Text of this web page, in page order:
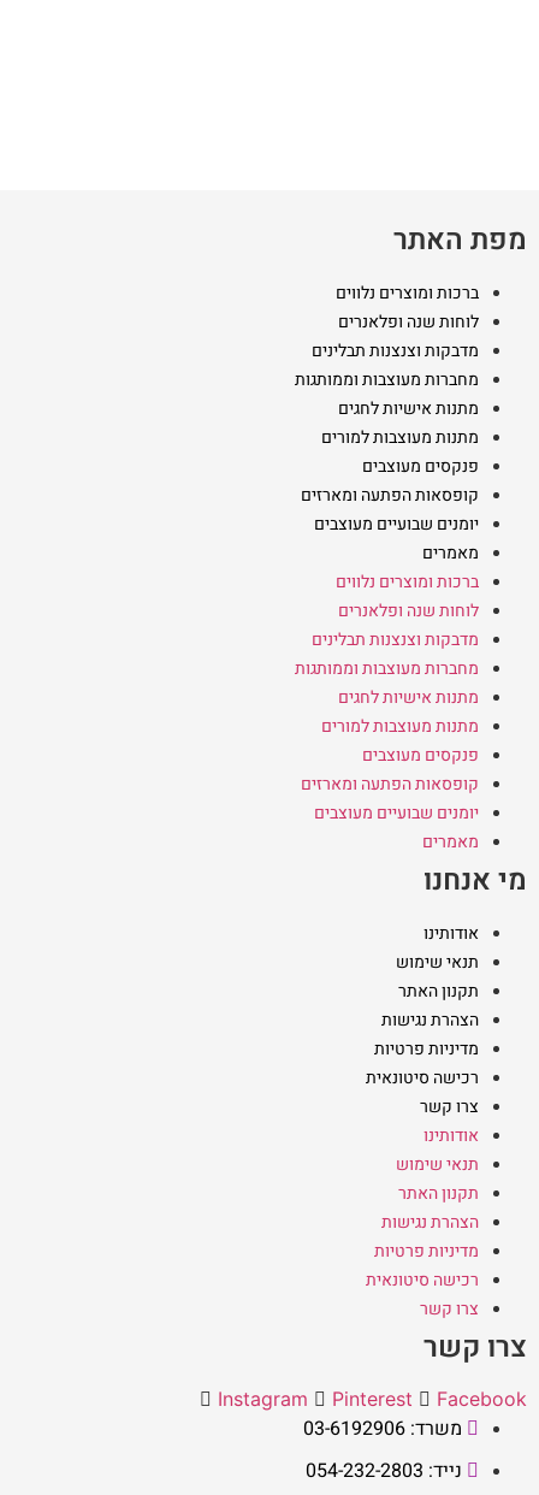
מפת האתר
ברכות ומוצרים נלווים
לוחות שנה ופלאנרים
מדבקות וצנצנות תבלינים
מחברות מעוצבות וממותגות
מתנות אישיות לחגים
מתנות מעוצבות למורים
פנקסים מעוצבים
קופסאות הפתעה ומארזים
יומנים שבועיים מעוצבים
מאמרים
ברכות ומוצרים נלווים
לוחות שנה ופלאנרים
מדבקות וצנצנות תבלינים
מחברות מעוצבות וממותגות
מתנות אישיות לחגים
מתנות מעוצבות למורים
פנקסים מעוצבים
קופסאות הפתעה ומארזים
יומנים שבועיים מעוצבים
מאמרים
מי אנחנו
אודותינו
תנאי שימוש
תקנון האתר
הצהרת נגישות
מדיניות פרטיות
רכישה סיטונאית
צרו קשר
אודותינו
תנאי שימוש
תקנון האתר
הצהרת נגישות
מדיניות פרטיות
רכישה סיטונאית
צרו קשר
צרו קשר
Instagram Pinterest Facebook
משרד: 03-6192906
נייד: 054-232-2803